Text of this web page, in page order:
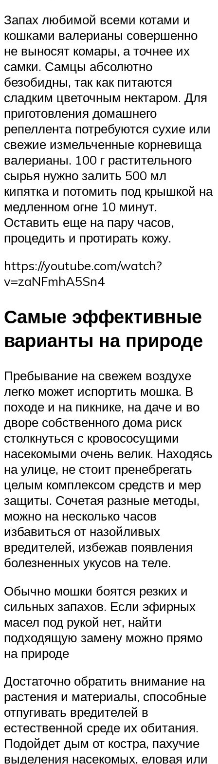
Запах любимой всеми котами и
кошками валерианы совершенно
не выносят комары, а точнее их
самки. Самцы абсолютно
безобидны, так как питаются
сладким цветочным нектаром. Для
приготовления домашнего
репеллента потребуются сухие или
свежие измельченные корневища
валерианы. 100 г растительного
сырья нужно залить 500 мл
кипятка и потомить под крышкой на
медленном огне 10 минут.
Оставить еще на пару часов,
процедить и протирать кожу.
https://youtube.com/watch?
v=zaNFmhA5Sn4
Самые эффективные
варианты на природе
Пребывание на свежем воздухе
легко может испортить мошка. В
походе и на пикнике, на даче и во
дворе собственного дома риск
столкнуться с кровососущими
насекомыми очень велик. Находясь
на улице, не стоит пренебрегать
целым комплексом средств и мер
защиты. Сочетая разные методы,
можно на несколько часов
избавиться от назойливых
вредителей, избежав появления
болезненных укусов на теле.
Обычно мошки боятся резких и
сильных запахов. Если эфирных
масел под рукой нет, найти
подходящую замену можно прямо
на природе
Достаточно обратить внимание на
растения и материалы, способные
отпугивать вредителей в
естественной среде их обитания.
Подойдет дым от костра, пахучие
выделения насекомых, еловая или